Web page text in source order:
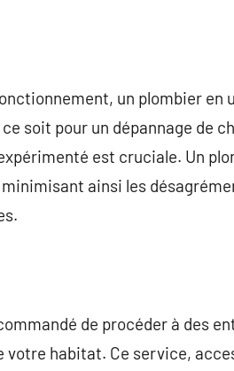
un plombier
ce soit pour un dépannage de
est cruciale. Un
ainsi les
de procéder à des
votre habitat. Ce service,